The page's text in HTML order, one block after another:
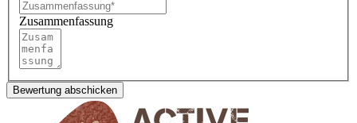
Zusammenfassung
Bewertung abschicken